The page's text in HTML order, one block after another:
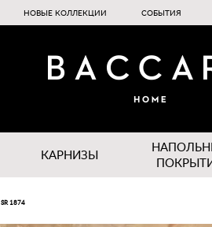
НОВЫЕ КОЛЛЕКЦИИ СОБЫТИЯ
КАРНИЗЫ
SR 1874